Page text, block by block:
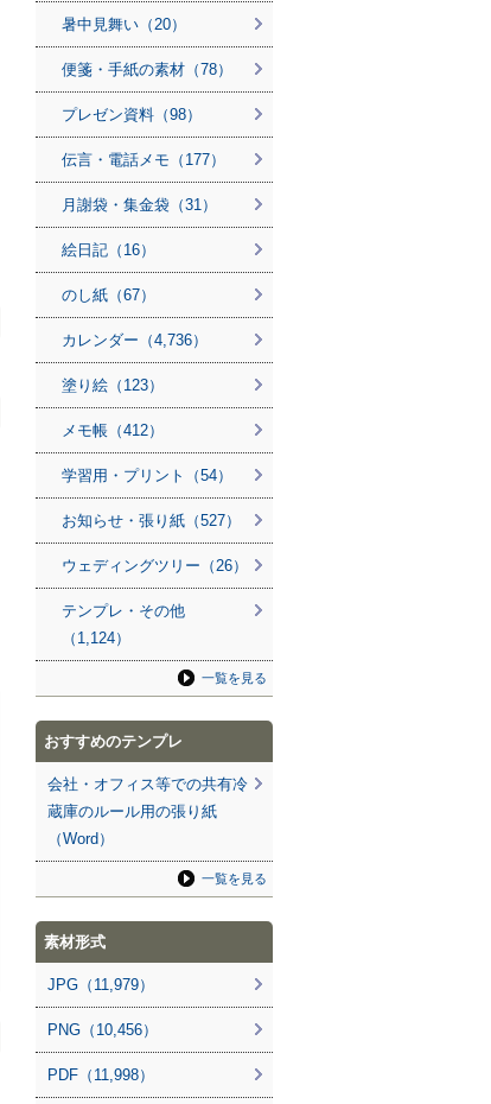
暑中見舞い（20）
便箋・手紙の素材（78）
プレゼン資料（98）
伝言・電話メモ（177）
月謝袋・集金袋（31）
絵日記（16）
のし紙（67）
カレンダー（4,736）
塗り絵（123）
メモ帳（412）
学習用・プリント（54）
お知らせ・張り紙（527）
ウェディングツリー（26）
テンプレ・その他
（1,124）
一覧を見る
おすすめのテンプレ
会社・オフィス等での共有冷
蔵庫のルール用の張り紙
（Word）
一覧を見る
素材形式
JPG（11,979）
PNG（10,456）
PDF（11,998）